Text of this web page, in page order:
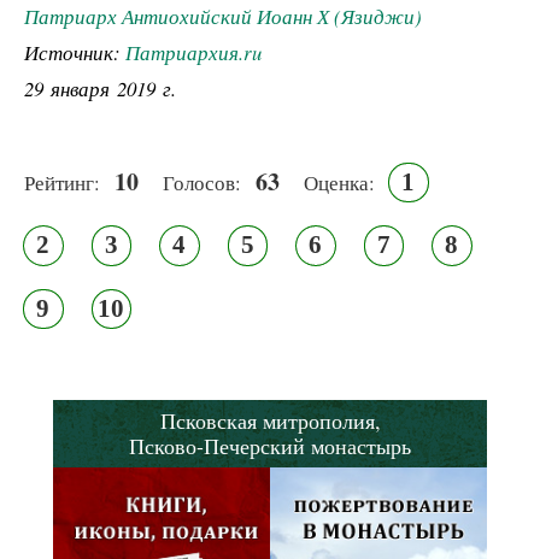
Патриарх Антиохийский Иоанн Х (Язиджи)
Источник: Патриархия.ru
29 января 2019 г.
Рейтинг: 10 Голосов: 63 Оценка: 1
2 3 4 5 6 7 8
9 10
Псковская митрополия,
Псково-Печерский монастырь